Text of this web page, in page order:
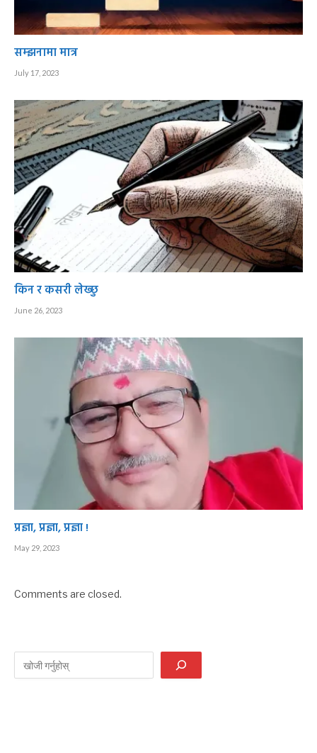
सम्झनामा मात्र
July 17, 2023
किन र कसरी लेख्छु
June 26, 2023
प्रज्ञा, प्रज्ञा, प्रज्ञा !
May 29, 2023
Comments are closed.